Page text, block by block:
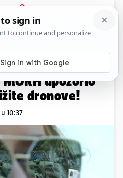
PRIJAVA
News Komentari
izložba
upozorio
dronove!
10:37